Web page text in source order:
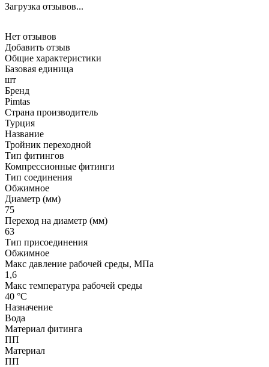
Загрузка отзывов...
Нет отзывов
Добавить отзыв
Общие характеристики
Базовая единица
шт
Бренд
Pimtas
Страна производитель
Турция
Название
Тройник переходной
Тип фитингов
Компрессионные фитинги
Тип соединения
Обжимное
Диаметр (мм)
75
Переход на диаметр (мм)
63
Тип присоединения
Обжимное
Макс давление рабочей среды, МПа
1,6
Макс температура рабочей среды
40 °С
Назначение
Вода
Материал фитинга
ПП
Материал
ПП